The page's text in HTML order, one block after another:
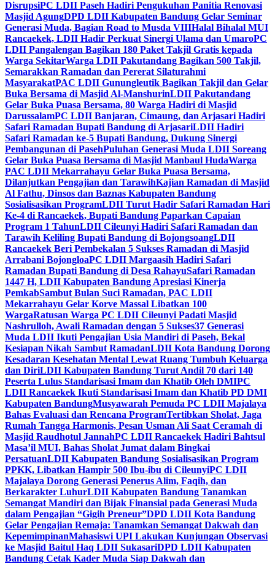
DisrupsiPC LDII Paseh Hadiri Pengukuhan Panitia Renovasi
Masjid AgungDPD LDII Kabupaten Bandung Gelar Seminar
Generasi Muda, Bagian Road to Musda VIIIHalal Bihalal MUI
Rancaekek, LDII Hadir Perkuat Sinergi Ulama dan UmaroPC
LDII Pangalengan Bagikan 180 Paket Takjil Gratis kepada
Warga SekitarWarga LDII Pakutandang Bagikan 500 Takjil,
Semarakkan Ramadan dan Pererat Silaturahmi
MasyarakatPAC LDII Gunungleutik Bagikan Takjil dan Gelar
Buka Bersama di Masjid Al-ManshurinLDII Pakutandang
Gelar Buka Puasa Bersama, 80 Warga Hadiri di Masjid
DarussalamPC LDII Banjaran, Cimaung, dan Arjasari Hadiri
Safari Ramadan Bupati Bandung di ArjasariLDII Hadiri
Safari Ramadan ke-5 Bupati Bandung, Dukung Sinergi
Pembangunan di PasehPuluhan Generasi Muda LDII Soreang
Gelar Buka Puasa Bersama di Masjid Manbaul HudaWarga
PAC LDII Mekarrahayu Gelar Buka Puasa Bersama,
Dilanjutkan Pengajian dan TarawihKajian Ramadan di Masjid
Al Fathu, Dinsos dan Baznas Kabupaten Bandung
Sosialisasikan ProgramLDII Turut Hadir Safari Ramadan Hari
Ke-4 di Rancaekek, Bupati Bandung Paparkan Capaian
Program 1 TahunLDII Cileunyi Hadiri Safari Ramadan dan
Tarawih Keliling Bupati Bandung di BojongsoangLDII
Rancaekek Beri Pembekalan 5 Sukses Ramadan di Masjid
Arrabani BojongloaPC LDII Margaasih Hadiri Safari
Ramadan Bupati Bandung di Desa RahayuSafari Ramadan
1447 H, LDII Kabupaten Bandung Apresiasi Kinerja
PemkabSambut Bulan Suci Ramadan, PAC LDII
Mekarrahayu Gelar Korve Massal Libatkan 100
WargaRatusan Warga PC LDII Cileunyi Padati Masjid
Nashrulloh, Awali Ramadan dengan 5 Sukses37 Generasi
Muda LDII Ikuti Pengajian Usia Mandiri di Paseh, Bekal
Kesiapan Nikah Sambut RamadanLDII Kota Bandung Dorong
Kesadaran Kesehatan Mental Lewat Ruang Tumbuh Keluarga
dan DiriLDII Kabupaten Bandung Turut Andil 70 dari 140
Peserta Lulus Standarisasi Imam dan Khatib Oleh DMIPC
LDII Rancaekek Ikuti Standarisasi Imam dan Khatib PD DMI
Kabupaten BandungMusyawarah Pemuda PC LDII Majalaya
Bahas Evaluasi dan Rencana ProgramTertibkan Sholat, Jaga
Rumah Tangga Harmonis, Pesan Usman Ali Saat Ceramah di
Masjid Raudhotul JannahPC LDII Rancaekek Hadiri Bahtsul
Masa’il MUI, Bahas Sholat Jumat dalam Bingkai
PersatuanLDII Kabupaten Bandung Sosialisasikan Program
PPKK, Libatkan Hampir 500 Ibu-ibu di CileunyiPC LDII
Majalaya Dorong Generasi Penerus Alim, Faqih, dan
Berkarakter LuhurLDII Kabupaten Bandung Tanamkan
Semangat Mandiri dan Bijak Finansial pada Generasi Muda
dalam Pengajian “Gigih Preneur”DPD LDII Kota Bandung
Gelar Pengajian Remaja: Tanamkan Semangat Dakwah dan
KepemimpinanMahasiswi UPI Lakukan Kunjungan Observasi
ke Masjid Baitul Haq LDII SukasariDPD LDII Kabupaten
Bandung Cetak Kader Muda Siap Dakwah dan